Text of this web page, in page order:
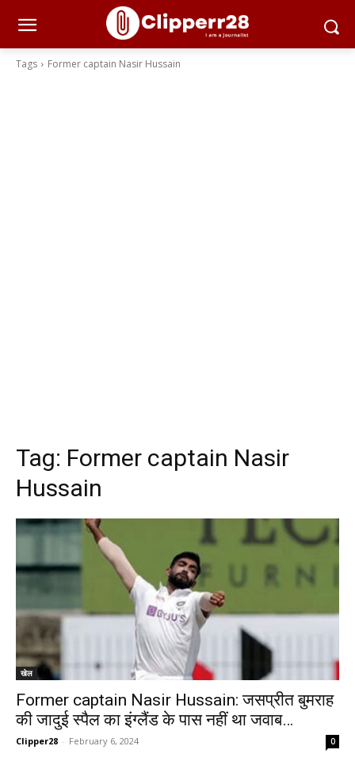
Tags Former captain Nasir Hussain
Tag: Former captain Nasir
Hussain
खेल
Former captain Nasir Hussain: जसप्रीत बुमराह
की जादुई स्पैल का इंग्लैंड के पास नहीं था जवाब…
Clipper28 - February 6, 2024 0